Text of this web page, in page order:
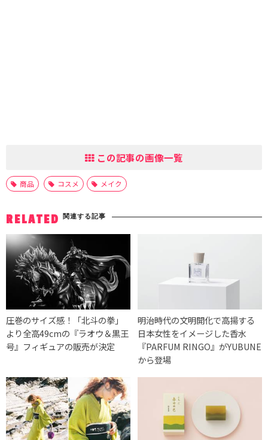
この記事の画像一覧
商品 コスメ メイク
RELATED 関連する記事
圧巻のサイズ感！「北斗の拳」
より全高49cmの『ラオウ＆黒王
号』フィギュアの販売が決定
明治時代の文明開化で高揚する
日本女性をイメージした香水
『PARFUM RINGO』がYUBUNE
から登場